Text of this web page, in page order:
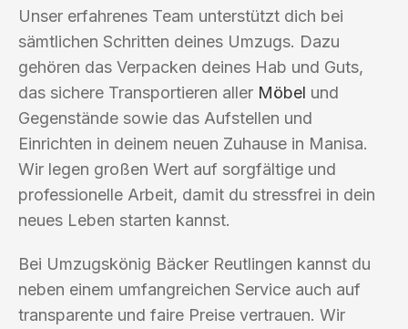
Unser erfahrenes Team unterstützt dich bei
sämtlichen Schritten deines Umzugs. Dazu
gehören das Verpacken deines Hab und Guts,
das sichere Transportieren aller Möbel und
Gegenstände sowie das Aufstellen und
Einrichten in deinem neuen Zuhause in Manisa.
Wir legen großen Wert auf sorgfältige und
professionelle Arbeit, damit du stressfrei in dein
neues Leben starten kannst.
Bei Umzugskönig Bäcker Reutlingen kannst du
neben einem umfangreichen Service auch auf
transparente und faire Preise vertrauen. Wir